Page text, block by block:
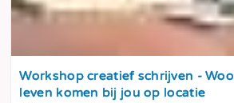
Tonen
Workshop creatief schrijven -
leven komen bij jou op locatie